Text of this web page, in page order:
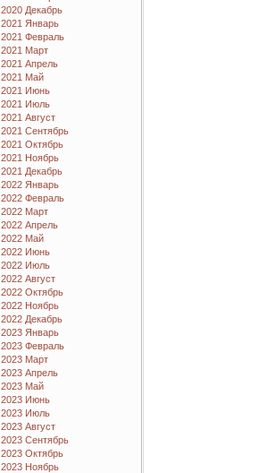
2020 Декабрь
2021 Январь
2021 Февраль
2021 Март
2021 Апрель
2021 Май
2021 Июнь
2021 Июль
2021 Август
2021 Сентябрь
2021 Октябрь
2021 Ноябрь
2021 Декабрь
2022 Январь
2022 Февраль
2022 Март
2022 Апрель
2022 Май
2022 Июнь
2022 Июль
2022 Август
2022 Октябрь
2022 Ноябрь
2022 Декабрь
2023 Январь
2023 Февраль
2023 Март
2023 Апрель
2023 Май
2023 Июнь
2023 Июль
2023 Август
2023 Сентябрь
2023 Октябрь
2023 Ноябрь